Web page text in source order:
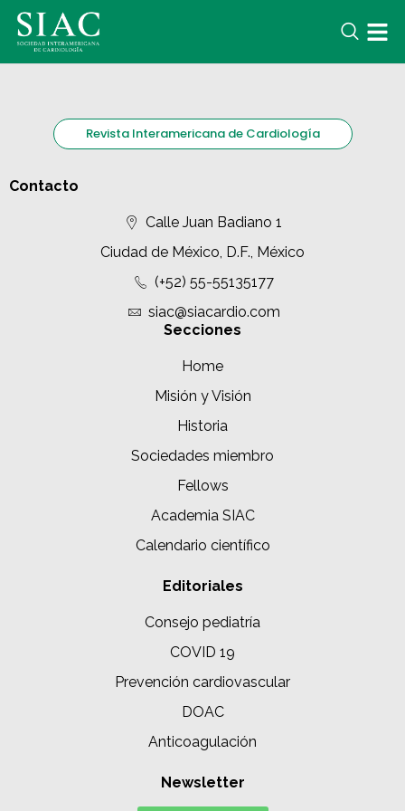
Revista Interamericana de Cardiología
Contacto
Calle Juan Badiano 1
Ciudad de México, D.F., México
(+52) 55-55135177
siac@siacardio.com
Secciones
Home
Misión y Visión
Historia
Sociedades miembro
Fellows
Academia SIAC
Calendario científico
Editoriales
Consejo pediatría
COVID 19
Prevención cardiovascular
DOAC
Anticoagulación
Newsletter